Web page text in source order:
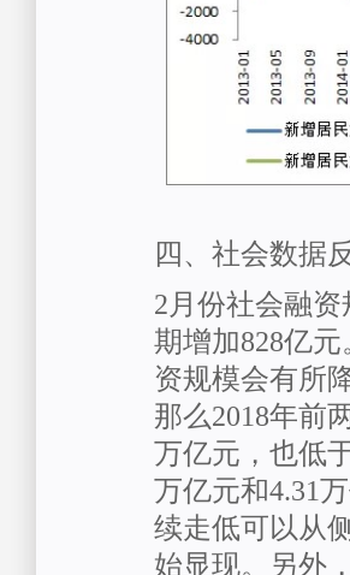
四、社会数据
2月份社会融
期增加828亿
资规模会有所
那么2018年前
万亿元，也低
万亿元和4.31
续走低可以从
始显现。另外